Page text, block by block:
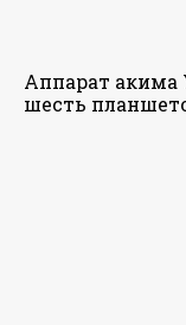
Аппарат акима
шесть